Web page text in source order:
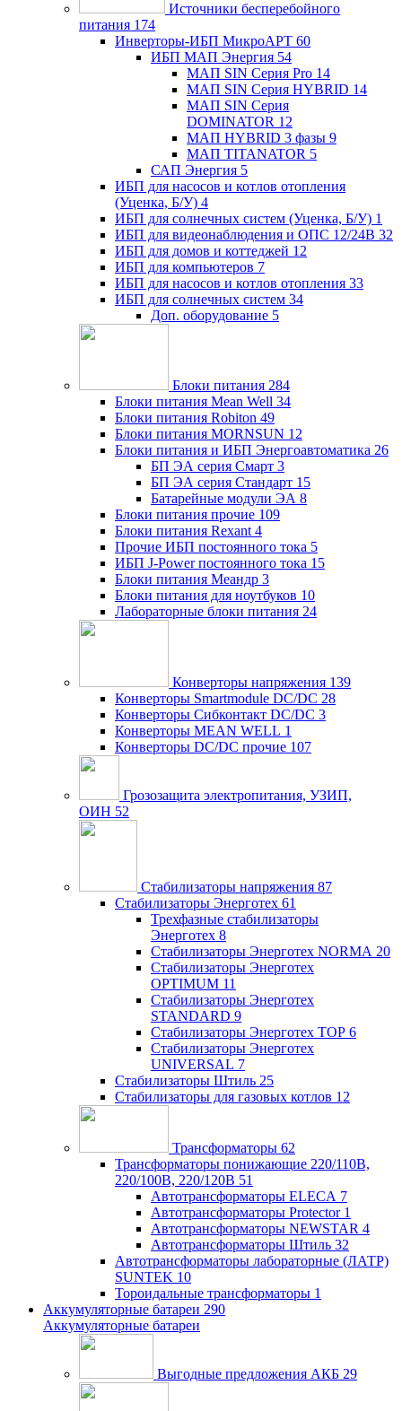
Источники бесперебойного
питания 174
Инверторы-ИБП МикроАРТ 60
ИБП МАП Энергия 54
МАП SIN Серия Pro 14
МАП SIN Серия HYBRID 14
МАП SIN Серия
DOMINATOR 12
МАП HYBRID 3 фазы 9
МАП TITANATOR 5
САП Энергия 5
ИБП для насосов и котлов отопления
(Уценка, Б/У) 4
ИБП для солнечных систем (Уценка, Б/У) 1
ИБП для видеонаблюдения и ОПС 12/24В 32
ИБП для домов и коттеджей 12
ИБП для компьютеров 7
ИБП для насосов и котлов отопления 33
ИБП для солнечных систем 34
Доп. оборудование 5
Блоки питания 284
Блоки питания Mean Well 34
Блоки питания Robiton 49
Блоки питания MORNSUN 12
Блоки питания и ИБП Энергоавтоматика 26
БП ЭА серия Смарт 3
БП ЭА серия Стандарт 15
Батарейные модули ЭА 8
Блоки питания прочие 109
Блоки питания Rexant 4
Прочие ИБП постоянного тока 5
ИБП J-Power постоянного тока 15
Блоки питания Меандр 3
Блоки питания для ноутбуков 10
Лабораторные блоки питания 24
Конверторы напряжения 139
Конверторы Smartmodule DC/DC 28
Конверторы Сибконтакт DC/DC 3
Конверторы MEAN WELL 1
Конверторы DC/DC прочие 107
Грозозащита электропитания, УЗИП,
ОИН 52
Стабилизаторы напряжения 87
Стабилизаторы Энерготех 61
Трехфазные стабилизаторы
Энерготех 8
Стабилизаторы Энерготех NORMA 20
Стабилизаторы Энерготех
OPTIMUM 11
Стабилизаторы Энерготех
STANDARD 9
Стабилизаторы Энерготех TOP 6
Стабилизаторы Энерготех
UNIVERSAL 7
Стабилизаторы Штиль 25
Стабилизаторы для газовых котлов 12
Трансформаторы 62
Трансформаторы понижающие 220/110В,
220/100В, 220/120В 51
Автотрансформаторы ELECA 7
Автотрансформаторы Protector 1
Автотрансформаторы NEWSTAR 4
Автотрансформаторы Штиль 32
Автотрансформаторы лабораторные (ЛАТР)
SUNTEK 10
Тороидальные трансформаторы 1
Аккумуляторные батареи 290
Аккумуляторные батареи
Выгодные предложения АКБ 29